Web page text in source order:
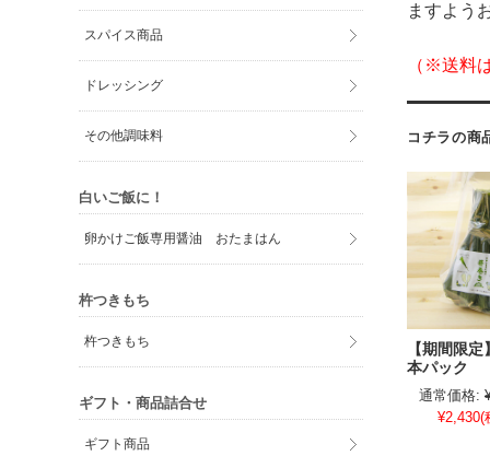
ますよう
（※送料
コチラの商
【期間限
本パック
通常価格:
¥2,430(
スパイス商品
ドレッシング
その他調味料
白いご飯に！
卵かけご飯専用醤油 おたまはん
杵つきもち
杵つきもち
ギフト・商品詰合せ
ギフト商品